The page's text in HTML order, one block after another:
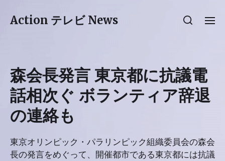
Action テレビ News
森会長発言 東京都に抗議電
話相次ぐ ボランティア辞退
の連絡も
東京オリンピック・パラリンピック組織委員会の森会
長の発言をめぐって、開催都市である東京都には抗議